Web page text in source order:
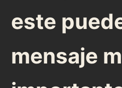
este
mensaje